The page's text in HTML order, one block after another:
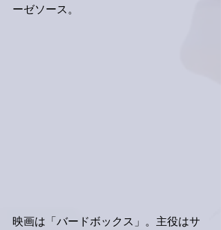
ーゼソース。
映画は「バードボックス」。主役はサ